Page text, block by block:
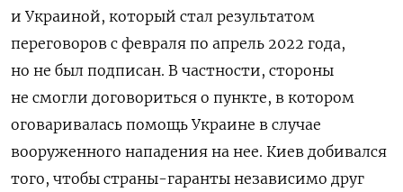
и Украиной, который стал результатом
переговоров с февраля по апрель 2022 года,
но не был подписан. В частности, стороны
не смогли договориться о пункте, в котором
оговаривалась помощь Украине в случае
вооруженного нападения на нее. Киев добивался
того, чтобы страны-гаранты независимо друг